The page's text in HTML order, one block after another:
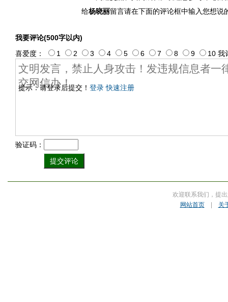
给杨晓丽留言请在下面的评论框中输入您想说
我要评论(500字以内)
提示：请登录后提交！ 登录 快速注册
喜爱度： 1 2 3 4 5 6 7 8 9 10 我
验证码：
欢迎联系我们，提
网站首页| 关